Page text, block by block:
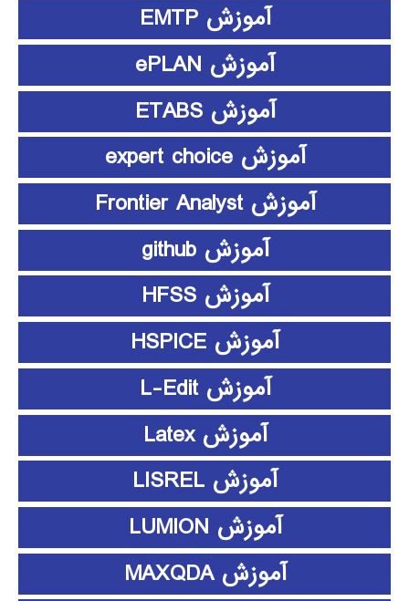
آموزش EMTP
آموزش ePLAN
آموزش ETABS
آموزش expert choice
آموزش Frontier Analyst
آموزش github
آموزش HFSS
آموزش HSPICE
آموزش L-Edit
آموزش Latex
آموزش LISREL
آموزش LUMION
آموزش MAXQDA